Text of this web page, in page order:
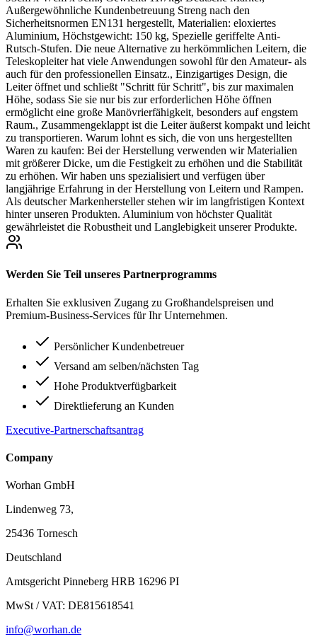
Außergewöhnliche Kundenbetreuung Streng nach den
Sicherheitsnormen EN131 hergestellt, Materialien: eloxiertes
Aluminium, Höchstgewicht: 150 kg, Spezielle geriffelte Anti-
Rutsch-Stufen. Die neue Alternative zu herkömmlichen Leitern, die
Teleskopleiter hat viele Anwendungen sowohl für den Amateur- als
auch für den professionellen Einsatz., Einzigartiges Design, die
Leiter öffnet und schließt "Schritt für Schritt", bis zur maximalen
Höhe, sodass Sie sie nur bis zur erforderlichen Höhe öffnen
ermöglicht eine große Manövrierfähigkeit, besonders auf engstem
Raum., Zusammengeklappt ist die Leiter äußerst kompakt und leicht
zu transportieren. Warum lohnt es sich, die von uns hergestellten
Waren zu kaufen: Bei der Herstellung verwenden wir Materialien
mit größerer Dicke, um die Festigkeit zu erhöhen und die Stabilität
zu erhöhen. Wir haben uns spezialisiert und verfügen über
langjährige Erfahrung in der Herstellung von Leitern und Rampen.
Als deutscher Markenhersteller stehen wir im langfristigen Kontext
hinter unseren Produkten. Aluminium von höchster Qualität
gewährleistet die Robustheit und Langlebigkeit unserer Produkte.
Werden Sie Teil unseres Partnerprogramms
Erhalten Sie exklusiven Zugang zu Großhandelspreisen und
Premium-Business-Services für Ihr Unternehmen.
Persönlicher Kundenbetreuer
Versand am selben/nächsten Tag
Hohe Produktverfügbarkeit
Direktlieferung an Kunden
Executive-Partnerschaftsantrag
Company
Worhan GmbH
Lindenweg 73,
25436 Tornesch
Deutschland
Amtsgericht Pinneberg HRB 16296 PI
MwSt / VAT: DE815618541
info@worhan.de